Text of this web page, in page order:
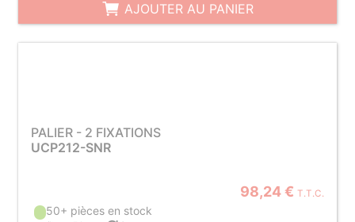
AJOUTER AU PANIER
PALIER - 2 FIXATIONS
UCP212-SNR
98,24 € T.T.C.
50+ pièces en stock